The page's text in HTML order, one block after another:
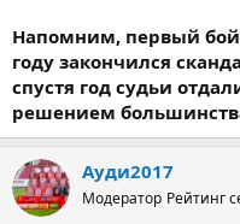
Напомним, первый бой
году закончился
спустя год судьи
решением
Ауди2017
Модератор Рейтинг